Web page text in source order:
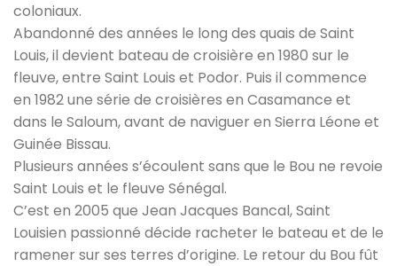
coloniaux.
Abandonné des années le long des quais de Saint
Louis, il devient bateau de croisière en 1980 sur le
fleuve, entre Saint Louis et Podor. Puis il commence
en 1982 une série de croisières en Casamance et
dans le Saloum, avant de naviguer en Sierra Léone et
Guinée Bissau.
Plusieurs années s’écoulent sans que le Bou ne revoie
Saint Louis et le fleuve Sénégal.
C’est en 2005 que Jean Jacques Bancal, Saint
Louisien passionné décide racheter le bateau et de le
ramener sur ses terres d’origine. Le retour du Bou fût